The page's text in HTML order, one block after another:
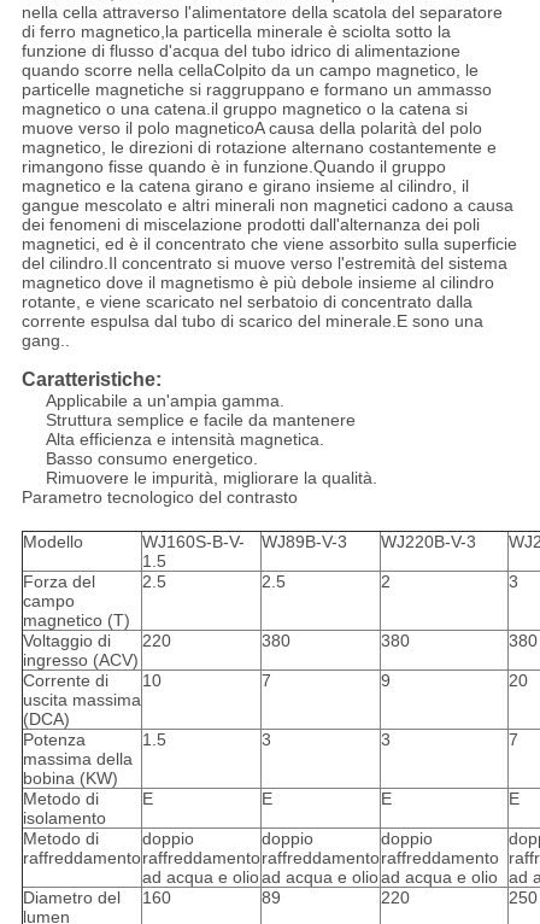
nella cella attraverso l'alimentatore della scatola del separatore
di ferro magnetico,la particella minerale è sciolta sotto la
funzione di flusso d'acqua del tubo idrico di alimentazione
quando scorre nella cellaColpito da un campo magnetico, le
particelle magnetiche si raggruppano e formano un ammasso
magnetico o una catena.il gruppo magnetico o la catena si
muove verso il polo magneticoA causa della polarità del polo
magnetico, le direzioni di rotazione alternano costantemente e
rimangono fisse quando è in funzione.Quando il gruppo
magnetico e la catena girano e girano insieme al cilindro, il
gangue mescolato e altri minerali non magnetici cadono a causa
dei fenomeni di miscelazione prodotti dall'alternanza dei poli
magnetici, ed è il concentrato che viene assorbito sulla superficie
del cilindro.Il concentrato si muove verso l'estremità del sistema
magnetico dove il magnetismo è più debole insieme al cilindro
rotante, e viene scaricato nel serbatoio di concentrato dalla
corrente espulsa dal tubo di scarico del minerale.E sono una
gang..
Caratteristiche:
Applicabile a un'ampia gamma.
Struttura semplice e facile da mantenere
Alta efficienza e intensità magnetica.
Basso consumo energetico.
Rimuovere le impurità, migliorare la qualità.
Parametro tecnologico del contrasto
Modello
WJ160S-B-V-
1.5
WJ89B-V-3 WJ220B-V-3
Forza del
campo
magnetico (T)
2.5 2.5 2 3
Voltaggio di
ingresso (ACV)
220 380 380 380
Corrente di
uscita massima
(DCA)
10 7 9 20
Potenza
massima della
bobina (KW)
1.5 3 3 7
Metodo di
isolamento
E E E E
Metodo di
raffreddamento
doppio
raffreddamento
ad acqua e olio
doppio
raffreddamento
ad acqua e olio
doppio
raffreddamento
ad acqua e olio ad
Diametro del
lumen
160 89 220 250